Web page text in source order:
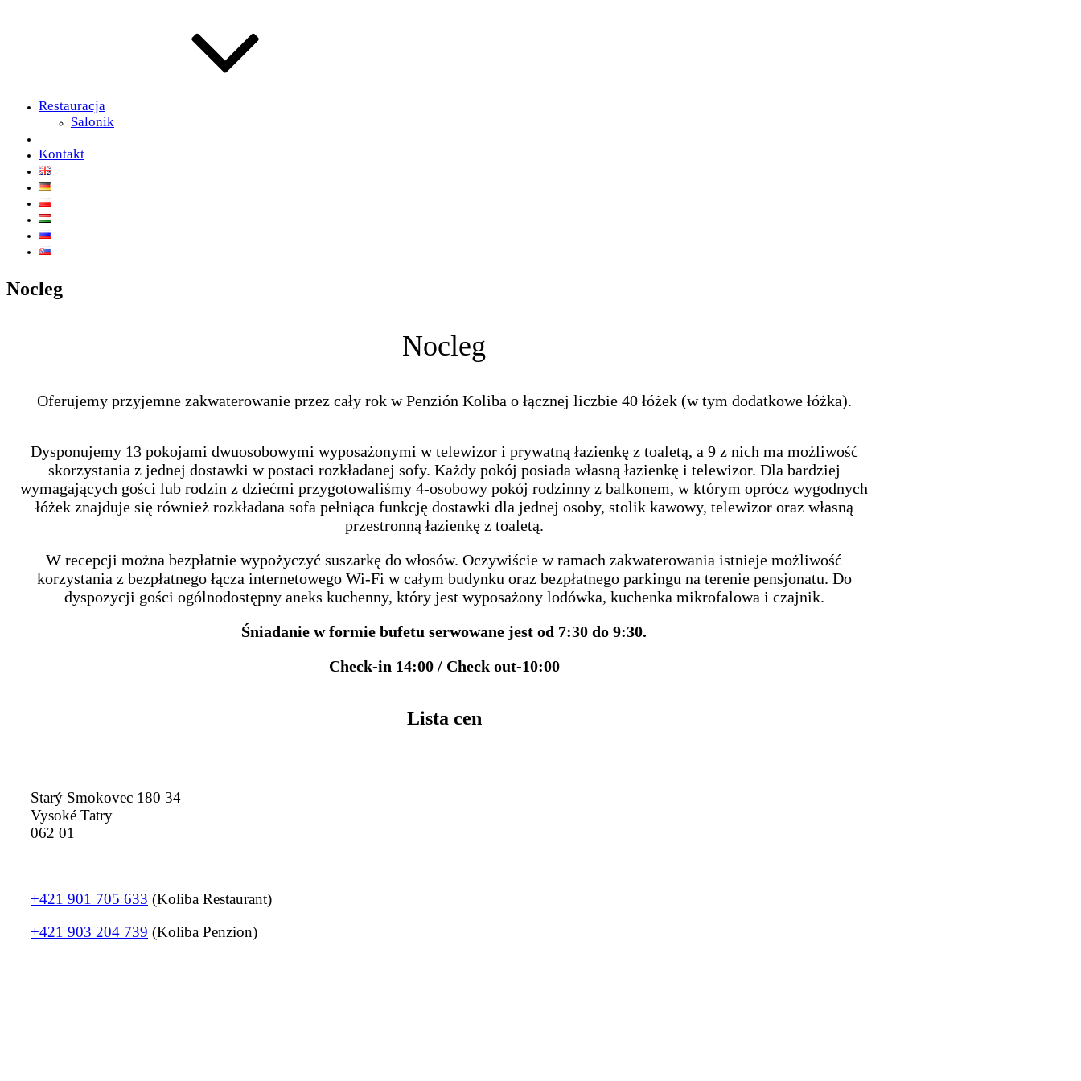
Restauracja
Salonik
Kontakt
Nocleg
Nocleg
Oferujemy przyjemne zakwaterowanie przez cały rok w Penzión Koliba o łącznej liczbie 40 łóżek (w tym dodatkowe łóżka).
Dysponujemy 13 pokojami dwuosobowymi wyposażonymi w telewizor i prywatną łazienkę z toaletą, a 9 z nich ma możliwość
skorzystania z jednej dostawki w postaci rozkładanej sofy. Każdy pokój posiada własną łazienkę i telewizor. Dla bardziej
wymagających gości lub rodzin z dziećmi przygotowaliśmy 4-osobowy pokój rodzinny z balkonem, w którym oprócz wygodnych
łóżek znajduje się również rozkładana sofa pełniąca funkcję dostawki dla jednej osoby, stolik kawowy, telewizor oraz własną
przestronną łazienkę z toaletą.
W recepcji można bezpłatnie wypożyczyć suszarkę do włosów. Oczywiście w ramach zakwaterowania istnieje możliwość
korzystania z bezpłatnego łącza internetowego Wi-Fi w całym budynku oraz bezpłatnego parkingu na terenie pensjonatu. Do
dyspozycji gości ogólnodostępny aneks kuchenny, który jest wyposażony lodówka, kuchenka mikrofalowa i czajnik.
Śniadanie w formie bufetu serwowane jest od 7:30 do 9:30.
Check-in 14:00 / Check out-10:00
Lista cen
Starý Smokovec 180 34
Vysoké Tatry
062 01
+421 901 705 633 (Koliba Restaurant)
+421 903 204 739 (Koliba Penzion)